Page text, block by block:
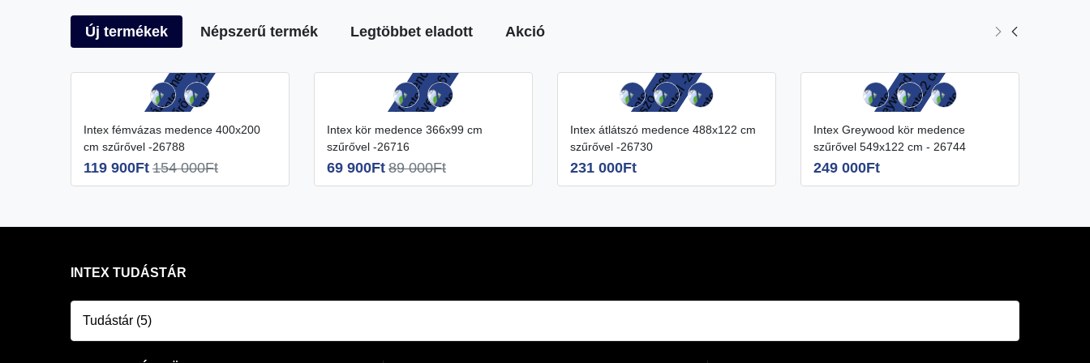
Új termékek Népszerű termék Legtöbbet eladott Akció
Intex fémvázas medence 400x200
cm szűrővel -26788
119 900Ft 154 000Ft
Intex kör medence 366x99 cm
szűrővel -26716
69 900Ft 89 000Ft
Intex átlátszó medence 488x122 cm
szűrővel -26730
231 000Ft
Intex Greywood kör medence
szűrővel 549x122 cm - 26744
249 000Ft
INTEX TUDÁSTÁR
Tudástár (5)